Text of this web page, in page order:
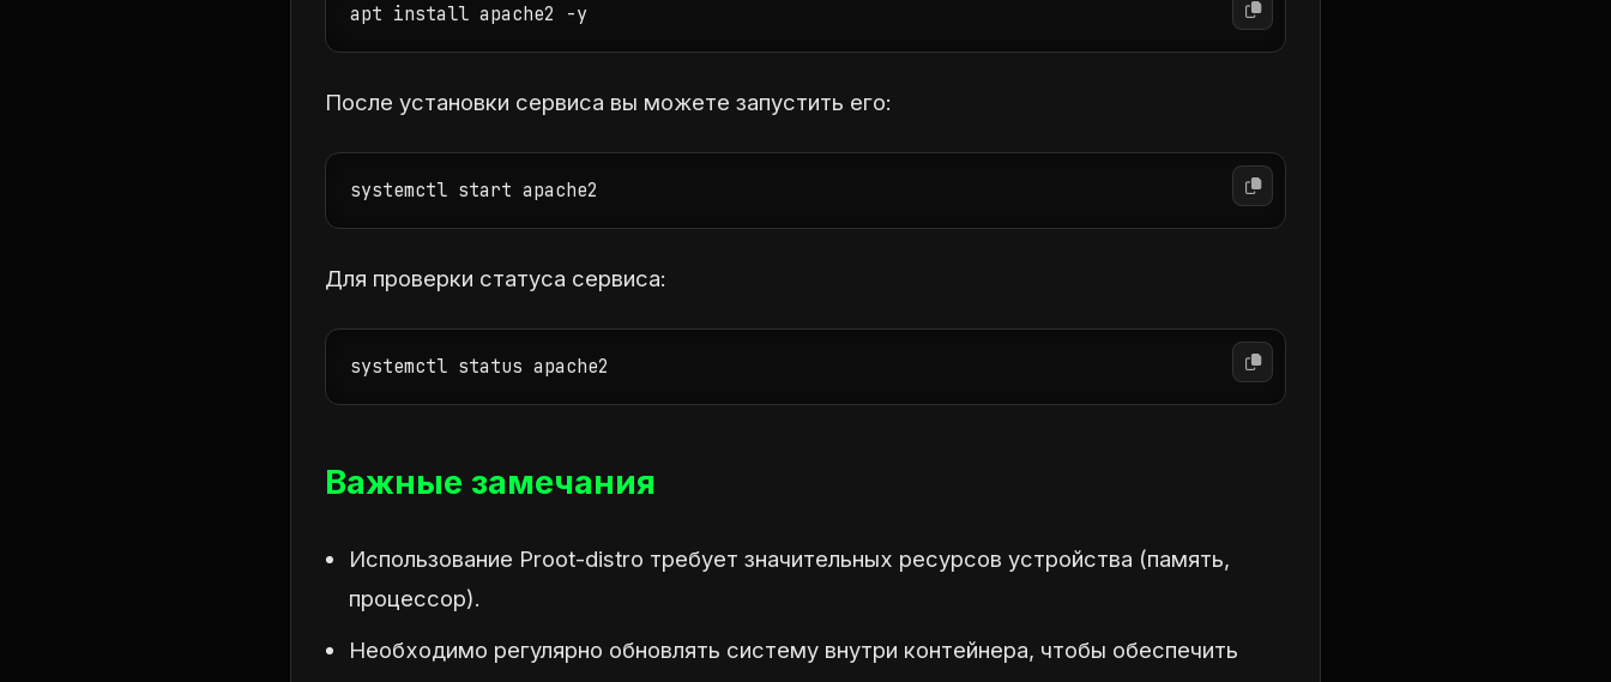
apt install apache2 -y
После установки сервиса вы можете запустить его:
systemctl start apache2
Для проверки статуса сервиса:
systemctl status apache2
Важные замечания
Использование Proot-distro требует значительных ресурсов устройства (память,
процессор).
Необходимо регулярно обновлять систему внутри контейнера, чтобы обеспечить